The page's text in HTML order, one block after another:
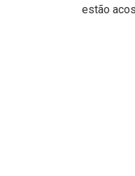
estão